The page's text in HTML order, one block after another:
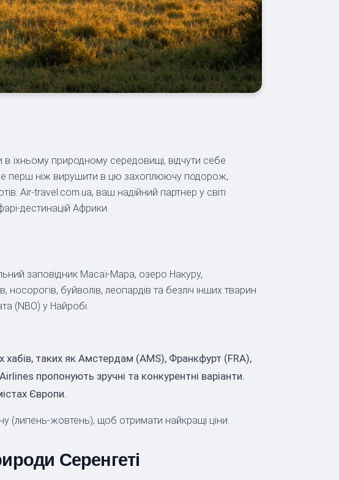
їхньому природному середовищі, відчути себе
перш ніж вирушити в цю захоплюючу подорож,
Air-travel.com.ua, ваш надійний партнер у світі
дестинацій Африки.
заповідник Масаї-Мара, озеро Накуру,
буйволів, леопардів та безліч інших тварин.
(NBO) у Найробі.
таких як Амстердам (AMS), Франкфурт (FRA),
пропонують зручні та конкурентні варіанти.
Європи.
(липень-жовтень), щоб отримати найкращі ціни.
Серенгеті